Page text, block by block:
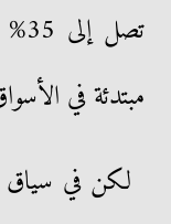
مبتدئة في
لكن في سياق